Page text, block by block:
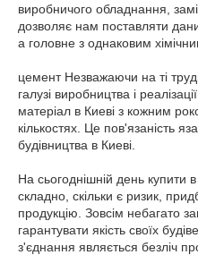
виробничого обладнання,
дозволяє нам поставляти
а головне з однаковим
цемент Незважаючи на ті
галузі виробництва і
матеріал в Киеві з кожним
кількостях. Це пов'язаність
будівництва в Киеві.
На сьогоднішній день купити
складно, скільки є ризик,
продукцію. Зовсім небагато
гарантувати якість своїх
з'єднання являється безліч